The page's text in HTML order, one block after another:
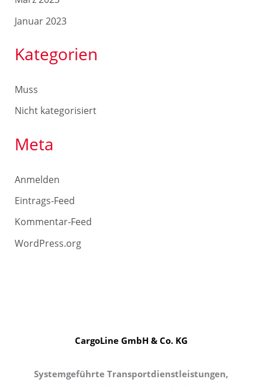
Januar 2023
Kategorien
Muss
Nicht kategorisiert
Meta
Anmelden
Eintrags-Feed
Kommentar-Feed
WordPress.org
CargoLine GmbH & Co. KG
Systemgeführte Transportdienstleistungen,